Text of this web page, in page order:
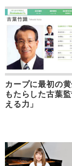
カープに最初の
もたらした古葉
える力」